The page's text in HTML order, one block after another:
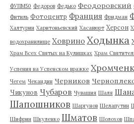
ФУПМ50 Федоров Федько Феодоровский
Фитиль Фотоцентр Франция Фридман
Халтурин Харитоньевский Хасавюрт Херсон
водохранилище Ховрино Ходынка
Храм Всех Святых на Кулишках Храм
Успения на Успенском вражке
Чегем Чекандин Черников
Чикунов Чубаров Чувашия Шаля
Шапошников Шаргунов Шелапутин
Шифрин Шкуленко Шматов Шолохов